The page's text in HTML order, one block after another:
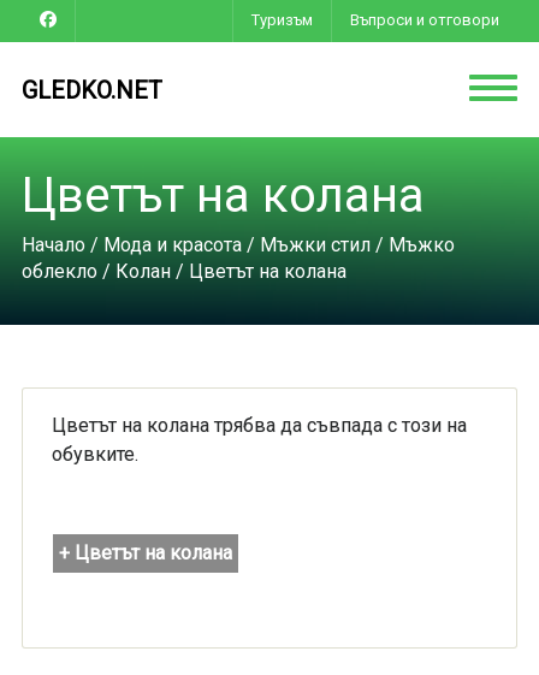
Туризъм Въпроси и отговори
GLEDKO.NET
Цветът на колана
Начало/ Мода и красота/ Мъжки стил/ Мъжко
облекло/ Колан/ Цветът на колана
Цветът на колана трябва да съвпада с този на
обувките.
+ Цветът на колана